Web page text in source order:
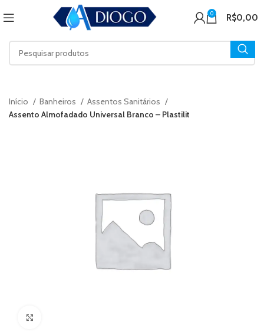
0 R$0,00
Início Banheiros
Assentos Sanitários
Assento Almofadado Universal Branco – Plastilit